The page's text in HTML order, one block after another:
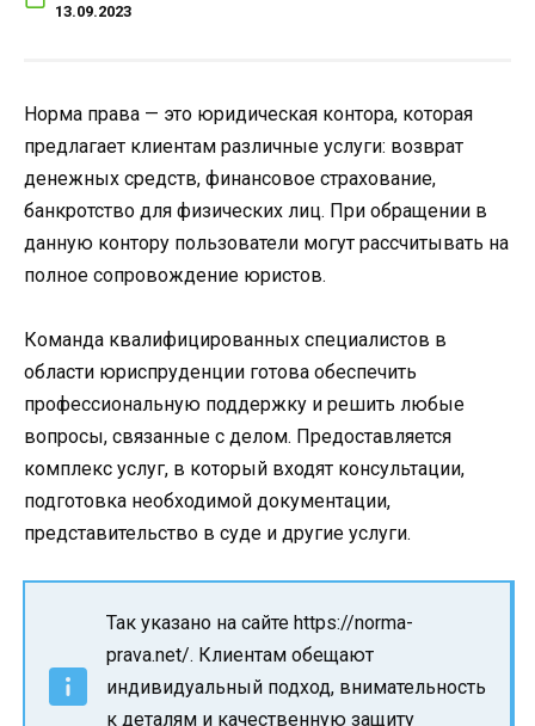
13.09.2023
Норма права — это юридическая контора, которая
предлагает клиентам различные услуги: возврат
денежных средств, финансовое страхование,
банкротство для физических лиц. При обращении в
данную контору пользователи могут рассчитывать на
полное сопровождение юристов.
Команда квалифицированных специалистов в
области юриспруденции готова обеспечить
профессиональную поддержку и решить любые
вопросы, связанные с делом. Предоставляется
комплекс услуг, в который входят консультации,
подготовка необходимой документации,
представительство в суде и другие услуги.
Так указано на сайте https://norma-
prava.net/. Клиентам обещают
индивидуальный подход, внимательность
к деталям и качественную защиту